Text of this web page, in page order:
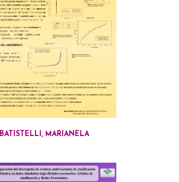
BATISTELLI, MARIANELA